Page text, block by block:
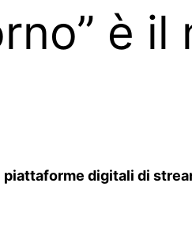
è
digitali di